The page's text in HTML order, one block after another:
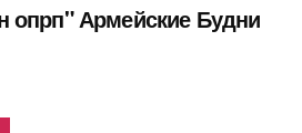
опрп" Армейские Будни